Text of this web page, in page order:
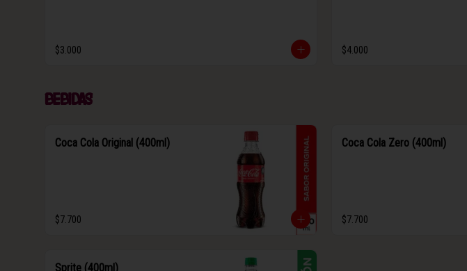
$3.000 $4.000
Bebidas
Coca Cola Original (400ml)
$7.700
Coca Cola Zero (400ml)
$7.700
Sprite (400ml)